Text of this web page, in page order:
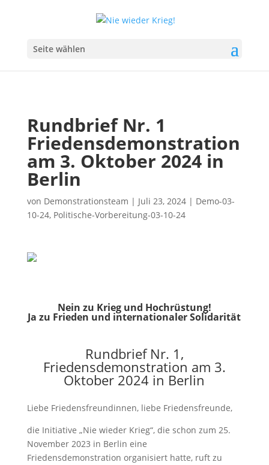
Seite wählen
Rundbrief Nr. 1
Friedensdemonstration
am 3. Oktober 2024 in
Berlin
von Demonstrationsteam | Juli 23, 2024| Demo-03-
10-24, Politische-Vorbereitung-03-10-24
Nein zu Krieg und Hochrüstung!
Ja zu Frieden und internationaler Solidarität
Rundbrief Nr. 1,
Friedensdemonstration am 3.
Oktober 2024 in Berlin
Liebe Friedensfreundinnen, liebe Friedensfreunde,
die Initiative „Nie wieder Krieg“, die schon zum 25.
November 2023 in Berlin eine
Friedensdemonstration organisiert hatte, ruft zu